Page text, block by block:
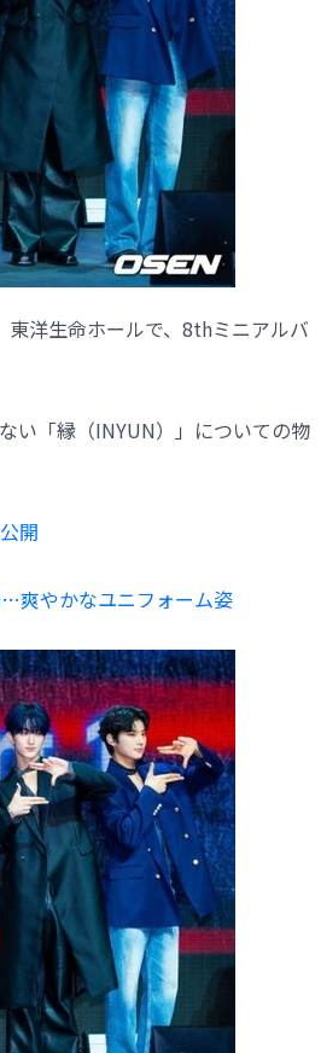
洋生命ホールで、8thミニアルバ
い「縁（INYUN）」についての物
開
…爽やかなユニフォーム姿